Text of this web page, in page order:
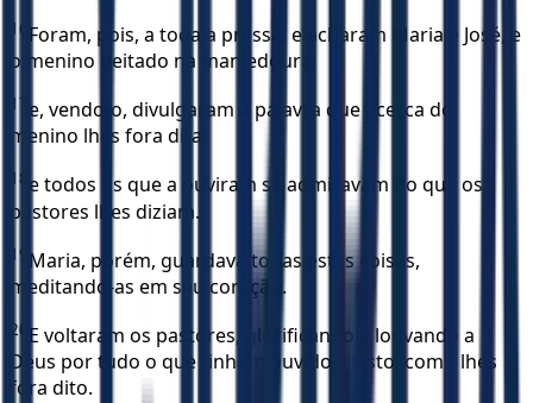
16 Foram, pois, a toda a pressa, e acharam Maria e José, e
o menino deitado na manjedoura;
17 e, vendo-o, divulgaram a palavra que acerca do
menino lhes fora dita;
18 e todos os que a ouviram se admiravam do que os
pastores lhes diziam.
19 Maria, porém, guardava todas estas coisas,
meditando-as em seu coração.
20 E voltaram os pastores, glorificando e louvando a
Deus por tudo o que tinham ouvido e visto, como lhes
fora dito.